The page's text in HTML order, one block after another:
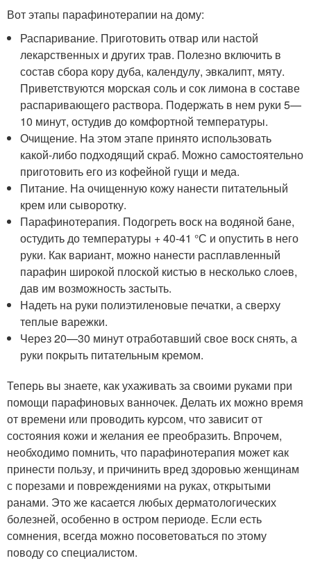
Вот этапы парафинотерапии на дому:
Распаривание. Приготовить отвар или настой
лекарственных и других трав. Полезно включить в
состав сбора кору дуба, календулу, эвкалипт, мяту.
Приветствуются морская соль и сок лимона в составе
распаривающего раствора. Подержать в нем руки 5—
10 минут, остудив до комфортной температуры.
Очищение. На этом этапе принято использовать
какой-либо подходящий скраб. Можно самостоятельно
приготовить его из кофейной гущи и меда.
Питание. На очищенную кожу нанести питательный
крем или сыворотку.
Парафинотерапия. Подогреть воск на водяной бане,
остудить до температуры + 40-41 °С и опустить в него
руки. Как вариант, можно нанести расплавленный
парафин широкой плоской кистью в несколько слоев,
дав им возможность застыть.
Надеть на руки полиэтиленовые печатки, а сверху
теплые варежки.
Через 20—30 минут отработавший свое воск снять, а
руки покрыть питательным кремом.
Теперь вы знаете, как ухаживать за своими руками при
помощи парафиновых ванночек. Делать их можно время
от времени или проводить курсом, что зависит от
состояния кожи и желания ее преобразить. Впрочем,
необходимо помнить, что парафинотерапия может как
принести пользу, и причинить вред здоровью женщинам
с порезами и повреждениями на руках, открытыми
ранами. Это же касается любых дерматологических
болезней, особенно в остром периоде. Если есть
сомнения, всегда можно посоветоваться по этому
поводу со специалистом.